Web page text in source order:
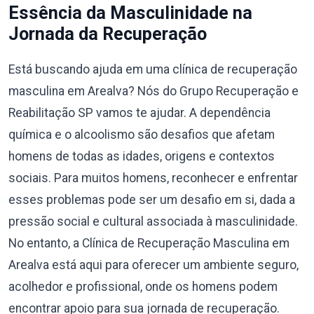
Essência da Masculinidade na
Jornada da Recuperação
Está buscando ajuda em uma clínica de recuperação
masculina em Arealva? Nós do Grupo Recuperação e
Reabilitação SP vamos te ajudar. A dependência
química e o alcoolismo são desafios que afetam
homens de todas as idades, origens e contextos
sociais. Para muitos homens, reconhecer e enfrentar
esses problemas pode ser um desafio em si, dada a
pressão social e cultural associada à masculinidade.
No entanto, a Clínica de Recuperação Masculina em
Arealva está aqui para oferecer um ambiente seguro,
acolhedor e profissional, onde os homens podem
encontrar apoio para sua jornada de recuperação.